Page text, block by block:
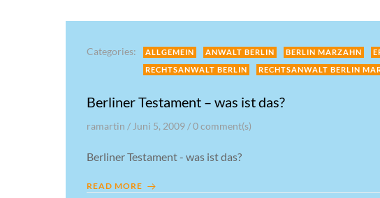
Categories: ALLGEMEIN ANWALT BERLIN BERLIN MARZAHN
RECHTSANWALT BERLIN
RECHTSANWALT BERLIN
Berliner Testament – was ist das?
ramartin / Juni 5, 2009 /0comment(s)
Berliner Testament - was ist das?
READ MORE